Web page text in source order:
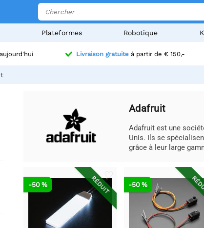
Plateformes Robotique
Livraison gratuiteà partir de € 150,-
Adafruit
Adafruit est une
Unis. Ils se
grâce à leur large
RÉDUIT
-50 % -50 %